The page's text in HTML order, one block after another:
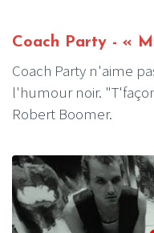
Coach Party - «
Coach Party n'aime
l'humour noir.
Robert Boomer.